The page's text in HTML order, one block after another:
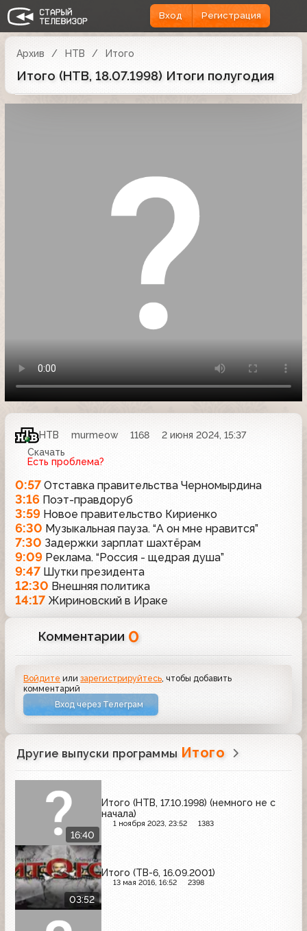
Вход Регистрация
Архив НТВ Итого
Итого (НТВ, 18.07.1998) Итоги полугодия
НТВ murmeow 1168
2 июня 2024, 15:37
Скачать
Есть проблема?
0:57 Отставка правительства Черномырдина
3:16 Поэт-правдоруб
3:59 Новое правительство Кириенко
6:30 Музыкальная пауза. “А он мне нравится”
7:30 Задержки зарплат шахтёрам
9:09 Реклама. “Россия - щедрая душа”
9:47 Шутки президента
12:30 Внешняя политика
14:17 Жириновский в Ираке
Комментарии 0
Войдите илизарегистрируйтесь , чтобы добавить
комментарий
Вход через Телеграм
Другие выпуски программы Итого
16:40
Итого (НТВ, 17.10.1998) (немного не с
начала)
1 ноября 2023, 23:52 1383
03:52
Итого (ТВ-6, 16.09.2001)
13 мая 2016, 16:52 2398